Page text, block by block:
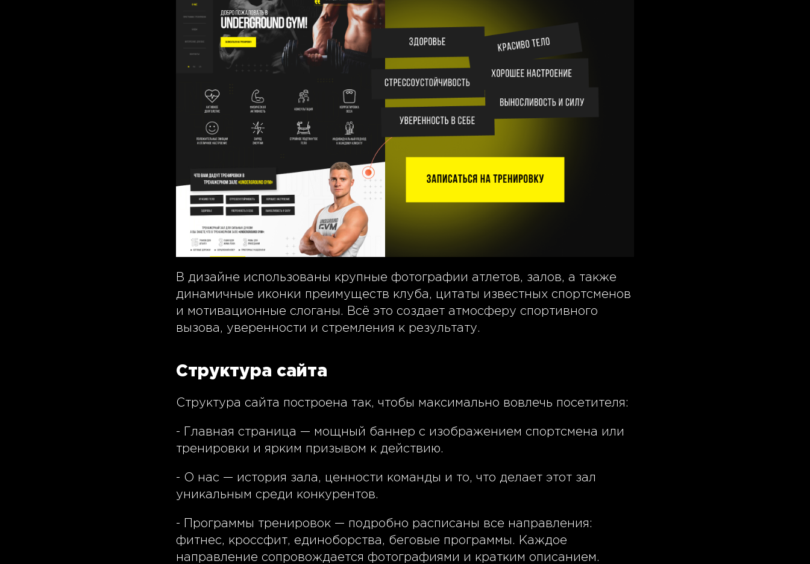
В дизайне использованы крупные фотографии атлетов, залов, а также
динамичные иконки преимуществ клуба, цитаты известных спортсменов
и мотивационные слоганы. Всё это создает атмосферу спортивного
вызова, уверенности и стремления к результату.
Структура сайта
Структура сайта построена так, чтобы максимально вовлечь посетителя:
- Главная страница — мощный баннер с изображением спортсмена или
тренировки и ярким призывом к действию.
- О нас — история зала, ценности команды и то, что делает этот зал
уникальным среди конкурентов.
- Программы тренировок — подробно расписаны все направления:
фитнес, кроссфит, единоборства, беговые программы. Каждое
направление сопровождается фотографиями и кратким описанием.